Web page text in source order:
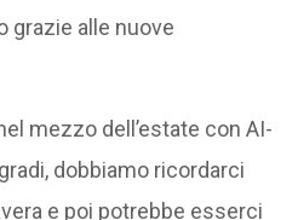
grazie alle nuove
mezzo dell’estate con AI-
dobbiamo ricordarci
e poi potrebbe esserci